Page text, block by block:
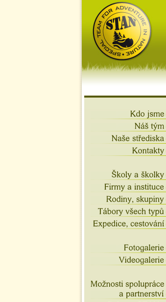
istan.cz
letní tábory 2026, školní
výlety, akce na víkend,
teambuilding